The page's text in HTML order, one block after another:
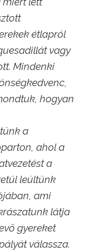
étlapról
vagy
Mindenki
hogyan
a
ahol a
a
leültünk
ami
látja
gyereket
válassza.